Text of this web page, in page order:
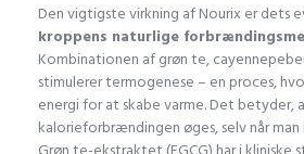
Den vigtigste virkning af Nourix er dets
kroppens naturlige
Kombinationen af grøn te,
stimulerer termogenese – en proces,
energi for at skabe varme. Det betyder,
kalorieforbrændingen øges, selv når man